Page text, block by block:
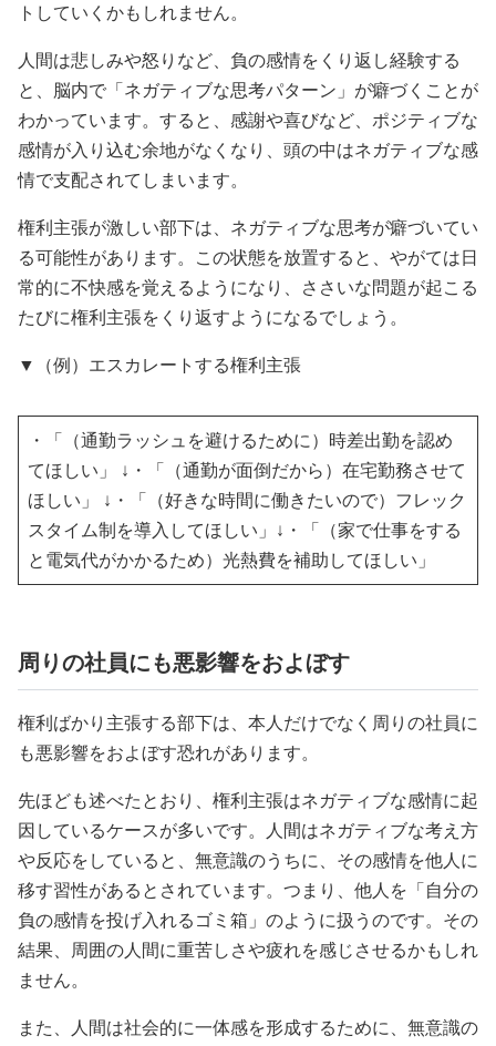
トしていくかもしれません。
人間は悲しみや怒りなど、負の感情をくり返し経験する
と、脳内で「ネガティブな思考パターン」が癖づくことが
わかっています。すると、感謝や喜びなど、ポジティブな
感情が入り込む余地がなくなり、頭の中はネガティブな感
情で支配されてしまいます。
権利主張が激しい部下は、ネガティブな思考が癖づいてい
る可能性があります。この状態を放置すると、やがては日
常的に不快感を覚えるようになり、ささいな問題が起こる
たびに権利主張をくり返すようになるでしょう。
▼（例）エスカレートする権利主張
・「（通勤ラッシュを避けるために）時差出勤を認め
てほしい」 ↓・「（通勤が面倒だから）在宅勤務させて
ほしい」 ↓・「（好きな時間に働きたいので）フレック
スタイム制を導入してほしい」↓・「（家で仕事をする
と電気代がかかるため）光熱費を補助してほしい」
周りの社員にも悪影響をおよぼす
権利ばかり主張する部下は、本人だけでなく周りの社員に
も悪影響をおよぼす恐れがあります。
先ほども述べたとおり、権利主張はネガティブな感情に起
因しているケースが多いです。人間はネガティブな考え方
や反応をしていると、無意識のうちに、その感情を他人に
移す習性があるとされています。つまり、他人を「自分の
負の感情を投げ入れるゴミ箱」のように扱うのです。その
結果、周囲の人間に重苦しさや疲れを感じさせるかもしれ
ません。
また、人間は社会的に一体感を形成するために、無意識の